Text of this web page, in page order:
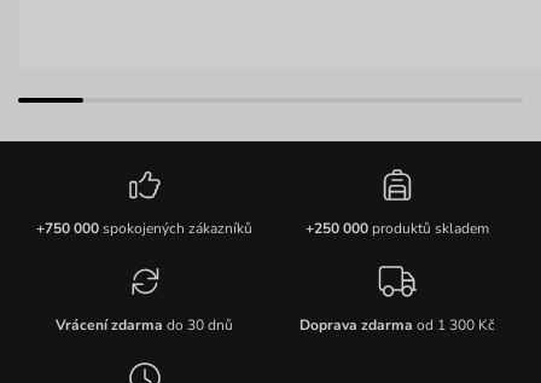
+750 000spokojených zákazníků +250 000produktů skladem
Vrácení zdarma do 30 dnů Doprava zdarma od 1 300 Kč